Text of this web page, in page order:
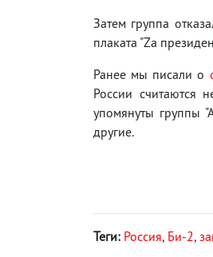
Затем группа
плаката "Zа
Ранее мы писали о
России считаются
упомянуты группы
другие.
Теги: Россия, Би-2,